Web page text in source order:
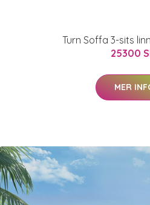
Turn Soffa 3-sits
25300
MER